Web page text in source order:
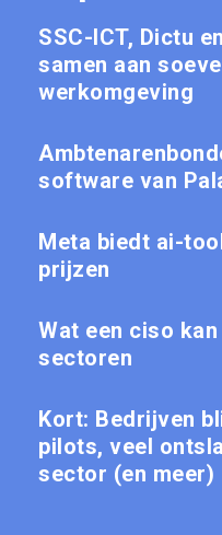
SSC-ICT, Dictu
samen aan
werkomgeving
software van
Meta biedt ai-
prijzen
Wat een ciso
sectoren
Kort: Bedrijven
pilots, veel
sector (en meer)